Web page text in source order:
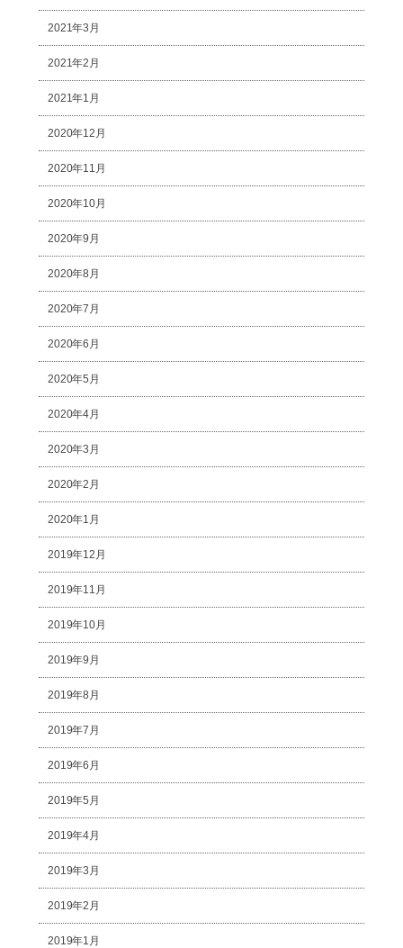
2021年3月
2021年2月
2021年1月
2020年12月
2020年11月
2020年10月
2020年9月
2020年8月
2020年7月
2020年6月
2020年5月
2020年4月
2020年3月
2020年2月
2020年1月
2019年12月
2019年11月
2019年10月
2019年9月
2019年8月
2019年7月
2019年6月
2019年5月
2019年4月
2019年3月
2019年2月
2019年1月